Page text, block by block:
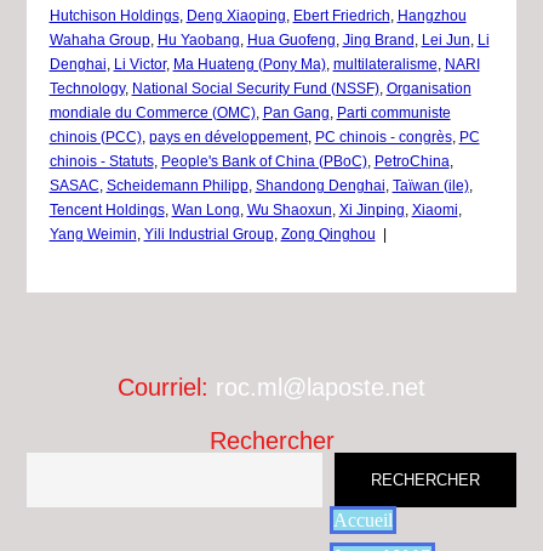
Hutchison Holdings, Deng Xiaoping Ebert Friedrich
Hangzhou
Wahaha Group, Hu Yaobang Hua Guofeng Jing Brand Lei Jun
Li
Denghai
Li Victor, Ma Huateng (Pony Ma), multilateralisme
NARI
Technology, National Social Security Fund (NSSF), Organisation
mondiale du Commerce (OMC), Pan Gang
Parti communiste
chinois (PCC), pays en développement, PC chinois - congrès,
PC
chinois - Statuts, People's Bank of China (PBoC), PetroChina
SASAC Scheidemann Philipp, Shandong Denghai Taïwan (ile),
Tencent Holdings, Wan Long Wu Shaoxun Xi Jinping Xiaomi
Yang Weimin Yili Industrial Group, Zong Qinghou
Courriel: roc.ml@laposte.net
Rechercher
RECHERCHER
Accueil